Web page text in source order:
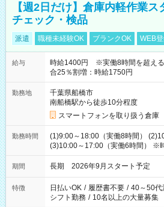
【週2日だけ】倉庫内軽作業
チェック・検品
派遣 職種未経験OK ブランクOK WEB
給与
時給1400円 ※実働8時間を超え
合25％割増：時給1750円
勤務地
千葉県船橋市
南船橋駅から徒歩10分程度
スマートフォンを取り扱う倉庫
勤務時間
(1)9:00～18:00（実働8時間）
(3)10:00～17:00（実働6時間） ※
期間 長期 2026年9月スタート予定
特徴 日払いOK / 履歴書不要 / 40～50代
シフト勤務 / 10名以上の大量募集